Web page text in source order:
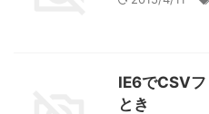
IE6でCSV
とき